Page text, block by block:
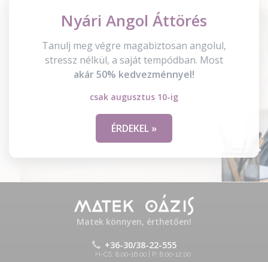
Nyári Angol Áttörés
Tanulj meg végre magabiztosan angolul,
stressz nélkül, a saját tempódban. Most
akár 50% kedvezménnyel!
csak augusztus 10-ig
ÉRDEKEL »
Matek könnyen, érthetően!
+36-30/38-22-555
H-CS: 8:00-16:00 | P: 8:00-12:00